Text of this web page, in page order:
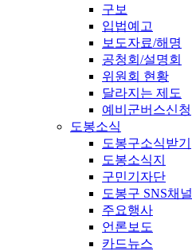
구보
입법예고
보도자료/해명
공청회/설명회
위원회 현황
달라지는 제도
예비군버스신청
도봉소식
도봉구소식받기
도봉소식지
구민기자단
도봉구 SNS채널
주요행사
언론보도
카드뉴스